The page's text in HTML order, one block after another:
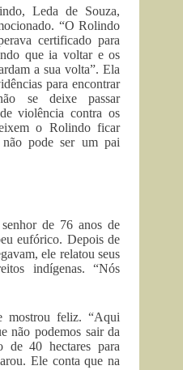
Leda de Souza,
“O Rolindo
certificado para
que ia voltar e os
a sua volta”. Ela
para encontrar
se deixe passar
violência contra os
o Rolindo ficar
não pode ser um pai
de 76 anos de
eufórico. Depois de
ele relatou seus
indígenas. “Nós
mostrou feliz. “Aqui
não podemos sair da
de 40 hectares para
Ele conta que na